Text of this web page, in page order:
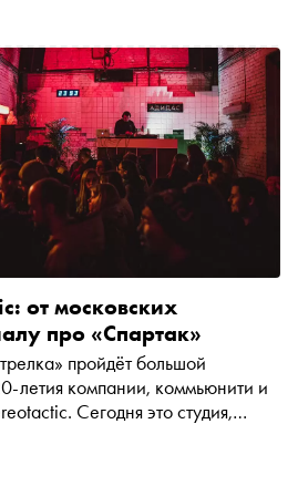
от московских
про «Спартак»
пройдёт большой
летия компании, коммьюнити и
Сегодня это студия,
масштабных вечеринок и